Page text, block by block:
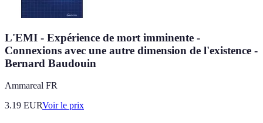
L'EMI - Expérience de mort imminente -
Connexions avec une autre dimension de l'existence -
Bernard Baudouin
Ammareal FR
3.19 EURVoir le prix